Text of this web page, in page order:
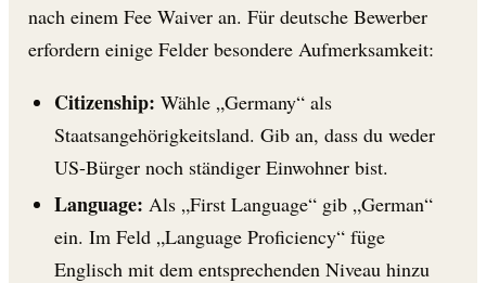
nach einem Fee Waiver an. Für deutsche Bewerber
erfordern einige Felder besondere Aufmerksamkeit:
Citizenship: Wähle „Germany“ als
Staatsangehörigkeitsland. Gib an, dass du weder
US-Bürger noch ständiger Einwohner bist.
Language: Als „First Language“ gib „German“
ein. Im Feld „Language Proficiency“ füge
Englisch mit dem entsprechenden Niveau hinzu